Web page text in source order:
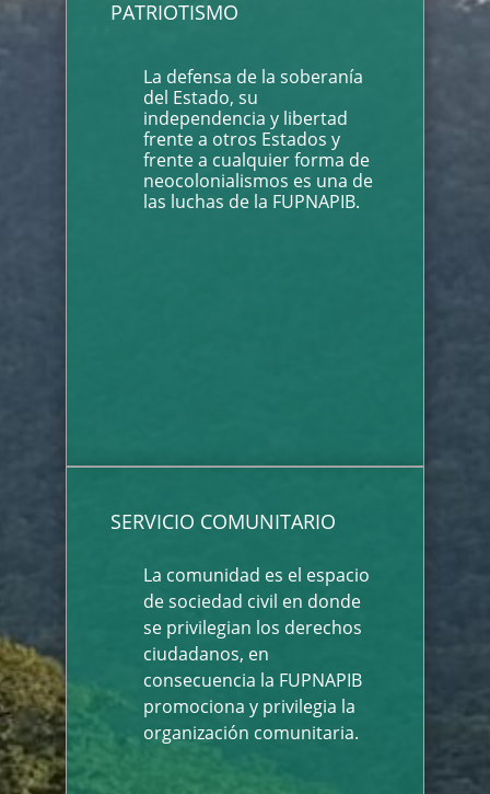
PATRIOTISMO
La defensa de la soberanía
del Estado, su
independencia y libertad
frente a otros Estados y
frente a cualquier forma de
neocolonialismos es una de
las luchas de la FUPNAPIB.
SERVICIO COMUNITARIO
La comunidad es el espacio
de sociedad civil en donde
se privilegian los derechos
ciudadanos, en
consecuencia la FUPNAPIB
promociona y privilegia la
organización comunitaria.